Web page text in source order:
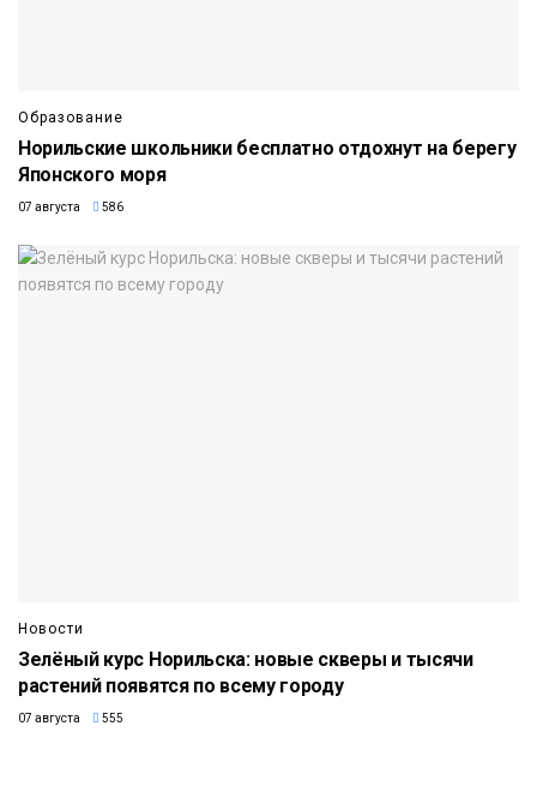
Образование
Норильские школьники бесплатно отдохнут на берегу
Японского моря
07 августа 586
Новости
Зелёный курс Норильска: новые скверы и тысячи
растений появятся по всему городу
07 августа 555